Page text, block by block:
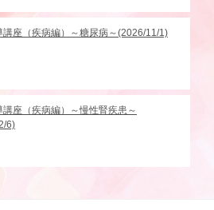
講座（疾病編）～糖尿病～(2026/11/1)
講座（疾病編）～慢性腎疾患～
6)